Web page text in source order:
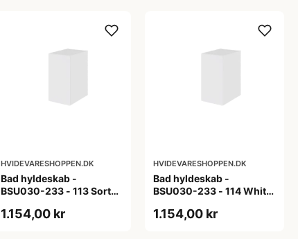
HVIDEVARESHOPPEN.DK
Bad hyldeskab -
BSU030-233 - 113 Sort
1.154,00 kr
HVIDEVARESHOPPEN.DK
Bad hyldeskab -
BSU030-233 - 114 White
ABS-kant
1.154,00 kr